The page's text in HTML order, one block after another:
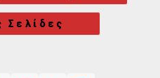
Σελίδες